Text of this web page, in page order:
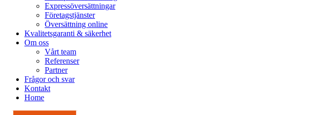
Expressöversättningar
Företagstjänster
Översättning online
Kvalitetsgaranti & säkerhet
Om oss
Vårt team
Referenser
Partner
Frågor och svar
Kontakt
Home